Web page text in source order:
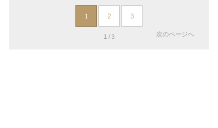
1 2 3
1 / 3 次のページへ